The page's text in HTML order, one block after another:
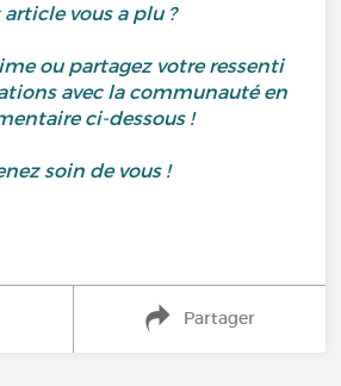
article vous a plu ?
ou partagez votre ressenti
avec la communauté en
ci-dessous !
soin de vous !
Partager